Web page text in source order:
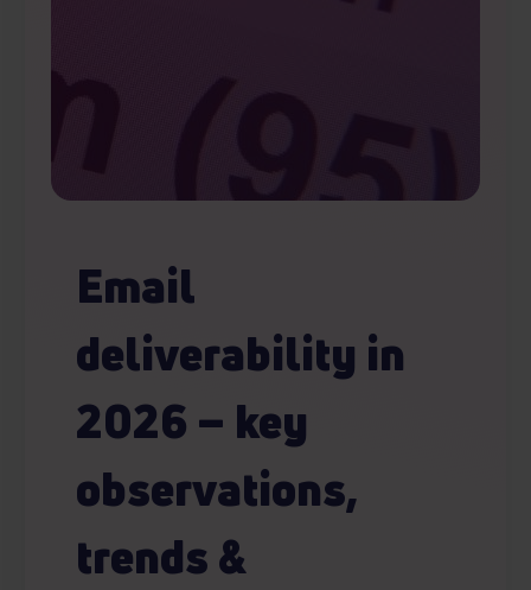
Email
deliverability in
2026 – key
observations,
trends &